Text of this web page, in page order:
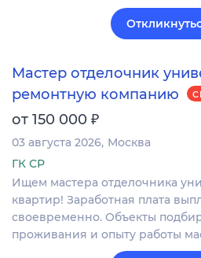
Мастер отделочник
ремонтную компанию
от 150 000 ₽
03 августа 2026 Москва
ГК СР
Ищем мастера отделочника
квартир! Заработная плата
своевременно. Объекты
проживания и опыту работы